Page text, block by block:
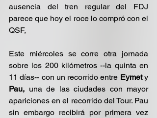
ausencia del tren regular del FDJ
parece que hoy el roce lo compró con el
QSF,
Este miércoles se corre otra jornada
sobre los 200 kilómetros --la quinta en
11 días-- con un recorrido entre Eymet
Pau, una de las ciudades con mayor
apariciones en el recorrido del Tour. Pau
sin embargo recibirá por primera vez